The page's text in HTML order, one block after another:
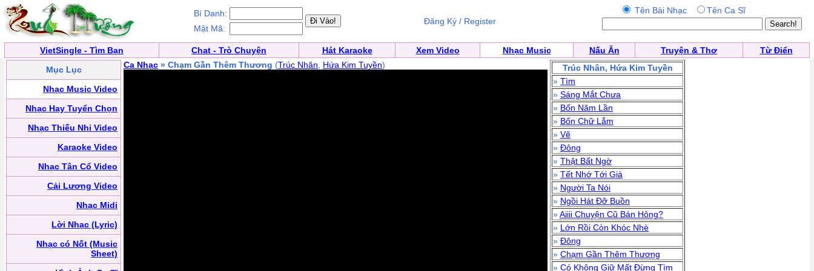
Bí Danh:
Mật Mã:
Đăng Ký / Register
Tên Bài Nhạc Tên Ca Sĩ
VietSingle - Tìm Bạn Chat - Trò Chuyện Hát Karaoke Xem Video Nhạc Music Nấu Ăn Truyện & Thơ
Từ Điển
Mục Lục
Nhạc Music Video
Nhạc Hay Tuyển Chọn
Nhạc Thiếu Nhi Video
Karaoke Video
Nhạc Tân Cổ Video
Cải Lương Video
Nhạc Midi
Lời Nhạc (Lyric)
Nhạc có Nốt (Music
Sheet)
Ca Nhạc » Chạm Gần Thêm Thương (Trúc Nhân Hứa Kim Tuyền)
Trúc Nhân, Hứa Kim Tuyền
» Tìm
» Sáng Mắt Chưa
» Bốn Năm Lần
» Bốn Chữ Lắm
» Vẽ
» Đông
» Thật Bất Ngờ
» Tết Nhớ Tới Già
» Người Ta Nói
» Ngồi Hát Đỡ Buồn
»Aiiii Chuyện Cũ Bán Hông?
» Lớn Rồi Còn Khóc Nhè
» Đông
» Chạm Gần Thêm Thương
» Có Không Giữ Mất Đừng Tìm